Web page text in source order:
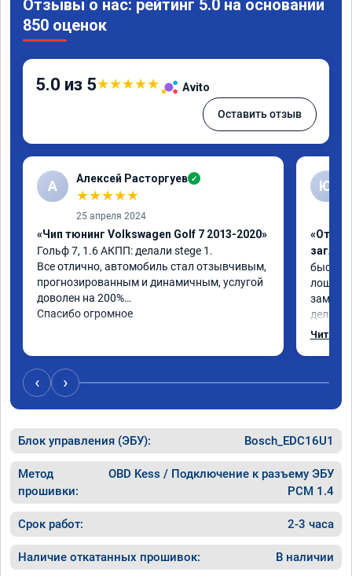
Отзывы о нас: рейтинг 5.0 на основании
850 оценок
5.0 из 5★★★★★ Avito
Оставить отзыв
А Алексей Расторгуев ✓
★★★★★
25 апреля 2024
«Чип тюнинг Volkswagen Golf 7 2013-2020»
Гольф 7, 1.6 АКПП: делали stege 1.
Все отлично, автомобиль стал отзывчивым,
прогнозированным и динамичным, услугой
доволен на 200%
Спасибо огромное
Ю
быстро
может
Читать
‹ ›
Блок управления (ЭБУ): Bosch_EDC16U1
Метод
прошивки:
OBD Kess / Подключение к разъему ЭБУ
PCM 1.4
Срок работ: 2-3 часа
Наличие откатанных прошивок: В наличии